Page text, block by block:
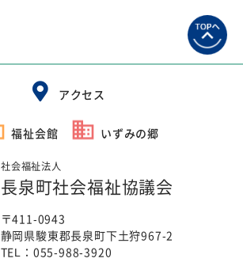
アクセス
福祉会館 いずみの郷
社会福祉法人
長泉町社会福祉協議会
〒411-0943
静岡県駿東郡長泉町下土狩967-2
TEL： 055-988-3920